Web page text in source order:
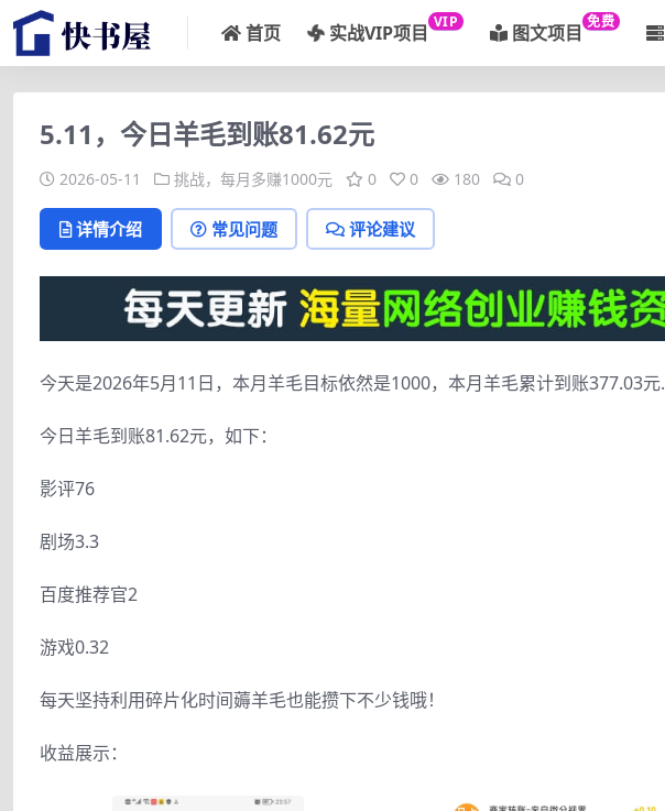
首页 实战VIP项目 VIP 图文项目 免费
5.11，今日羊毛到账81.62元
2026-05-11 挑战，每月多赚1000元 0 0 180 0
详情介绍 常见问题 评论建议
今天是2026年5月11日，本月羊毛目标依然是1000，本月羊毛累计到账377.03元.
今日羊毛到账81.62元，如下：
影评76
剧场3.3
百度推荐官2
游戏0.32
每天坚持利用碎片化时间薅羊毛也能攒下不少钱哦！
收益展示：